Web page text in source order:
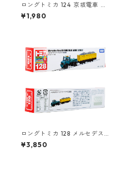
ロングトミカ 124 京坂電車 き
かんしゃトーマス号 2015 #10
824923
¥1,980
ロングトミカ 128 メルセデス
ベンツ ウニモグ 軌陸車 #103
96291
¥3,850